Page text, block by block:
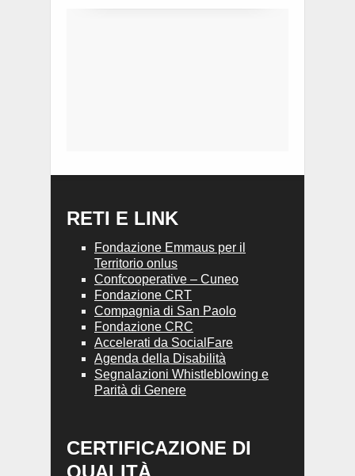
RETI E LINK
Fondazione Emmaus per il
Territorio onlus
Confcooperative – Cuneo
Fondazione CRT
Compagnia di San Paolo
Fondazione CRC
Accelerati da SocialFare
Agenda della Disabilità
Segnalazioni Whistleblowing e
Parità di Genere
CERTIFICAZIONE DI
QUALITÀ